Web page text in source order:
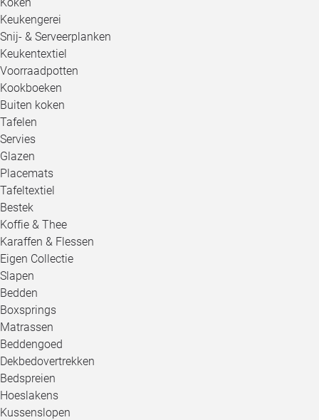
Keukengerei
Snij- & Serveerplanken
Keukentextiel
Voorraadpotten
Kookboeken
Buiten koken
Tafelen
Servies
Glazen
Placemats
Tafeltextiel
Bestek
Koffie & Thee
Karaffen & Flessen
Eigen Collectie
Slapen
Bedden
Boxsprings
Matrassen
Beddengoed
Dekbedovertrekken
Bedspreien
Hoeslakens
Kussenslopen